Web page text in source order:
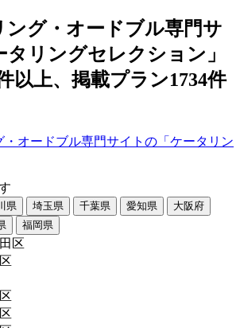
ング・オードブル専門サ
リングセレクション」
以上、掲載プラン1734件
県 埼玉県 千葉県 愛知県
大阪府
福岡県
区